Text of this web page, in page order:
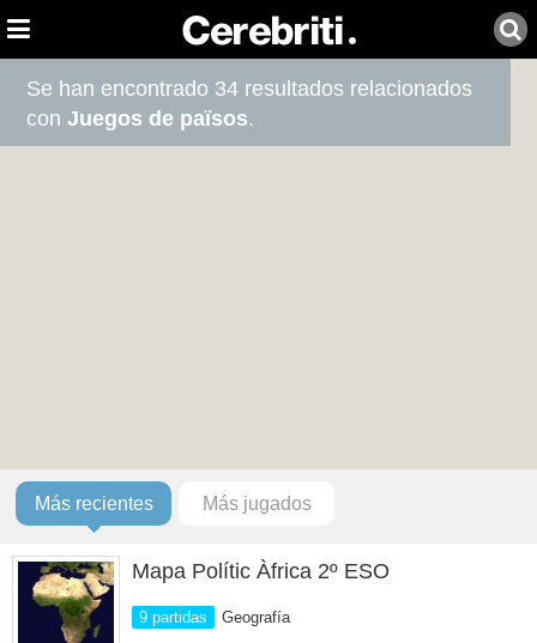
Se han encontrado 34 resultados relacionados
conJuegos de països.
Más recientes Más jugados
Mapa Polític Àfrica 2º ESO
9 partidas Geografía